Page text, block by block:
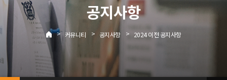
공지사항
> 커뮤니티 > 공지사항 > 2024 이전 공지사항